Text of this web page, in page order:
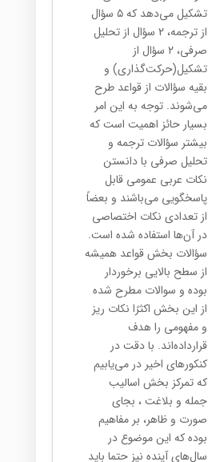
تشکیل می‌دهد که ۵ سؤال
از ترجمه، ۲ سؤال از تحلیل
صرفی، ۲ سؤال از
تشکیل(حرکت‌گذاری) و
بقیه سؤالات از قواعد طرح
می‌شوند. توجه به این امر
بسیار حائز اهمیت است که
بیشتر سؤالات ترجمه و
تحلیل صرفی با دانستن
نکات عربی عمومی قابل
پاسخگویی می‌باشند و بعضاً
از تعدادی نکات اختصاصی
در آن‌ها استفاده شده است.
سؤالات بخش قواعد همیشه
از سطح بالایی برخوردار
بوده و سوالات مطرح شده
از این بخش اکثرًا نکات ریز
و مفهومی را هدف
قرارداده‌اند. با دقت در
کنکورهای اخیر در می‌یابیم
که تمرکز بخش اسالیب
جمله و بلاغت ، بجای
صورت و ظاهر، بر مفاهیم
بوده که این موضوع در
سال‌های آینده نیز حتما باید